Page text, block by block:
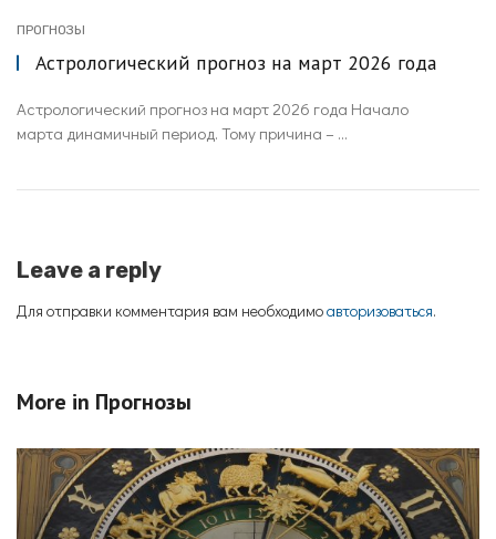
ПРОГНОЗЫ
Астрологический прогноз на март 2026 года
Астрологический прогноз на март 2026 года Начало
марта динамичный период. Тому причина – ...
Leave a reply
Для отправки комментария вам необходимоавторизоваться.
More in Прогнозы